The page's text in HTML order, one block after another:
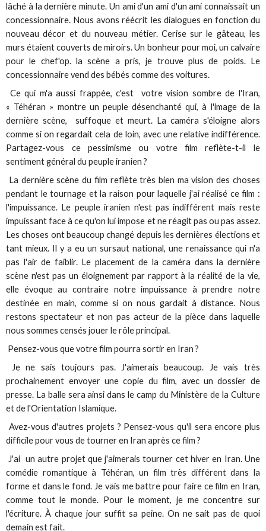
lâché à la dernière minute. Un ami d'un ami d'un ami connaissait un
concessionnaire. Nous avons réécrit les dialogues en fonction du
nouveau décor et du nouveau métier. Cerise sur le gâteau, les
murs étaient couverts de miroirs. Un bonheur pour moi, un calvaire
pour le chef'op. la scène a pris, je trouve plus de poids. Le
concessionnaire vend des bébés comme des voitures.
Ce qui m'a aussi frappée, c'est votre vision sombre de l'Iran,
« Téhéran » montre un peuple désenchanté qui, à l'image de la
dernière scène, suffoque et meurt. La caméra s'éloigne alors
comme si on regardait cela de loin, avec une relative indifférence.
Partagez-vous ce pessimisme ou votre film reflète-t-il le
sentiment général du peuple iranien ?
La dernière scène du film reflète très bien ma vision des choses
pendant le tournage et la raison pour laquelle j'ai réalisé ce film :
l'impuissance. Le peuple iranien n'est pas indifférent mais reste
impuissant face à ce qu'on lui impose et ne réagit pas ou pas assez.
Les choses ont beaucoup changé depuis les dernières élections et
tant mieux. Il y a eu un sursaut national, une renaissance qui n'a
pas l'air de faiblir. Le placement de la caméra dans la dernière
scène n'est pas un éloignement par rapport à la réalité de la vie,
elle évoque au contraire notre impuissance à prendre notre
destinée en main, comme si on nous gardait à distance. Nous
restons spectateur et non pas acteur de la pièce dans laquelle
nous sommes censés jouer le rôle principal.
Pensez-vous que votre film pourra sortir en Iran ?
Je ne sais toujours pas. J'aimerais beaucoup. Je vais très
prochainement envoyer une copie du film, avec un dossier de
presse. La balle sera ainsi dans le camp du Ministère de la Culture
et de l'Orientation Islamique.
Avez-vous d'autres projets ? Pensez-vous qu'il sera encore plus
difficile pour vous de tourner en Iran après ce film ?
J'ai un autre projet que j'aimerais tourner cet hiver en Iran. Une
comédie romantique à Téhéran, un film très différent dans la
forme et dans le fond. Je vais me battre pour faire ce film en Iran,
comme tout le monde. Pour le moment, je me concentre sur
l'écriture. À chaque jour suffit sa peine. On ne sait pas de quoi
demain est fait.